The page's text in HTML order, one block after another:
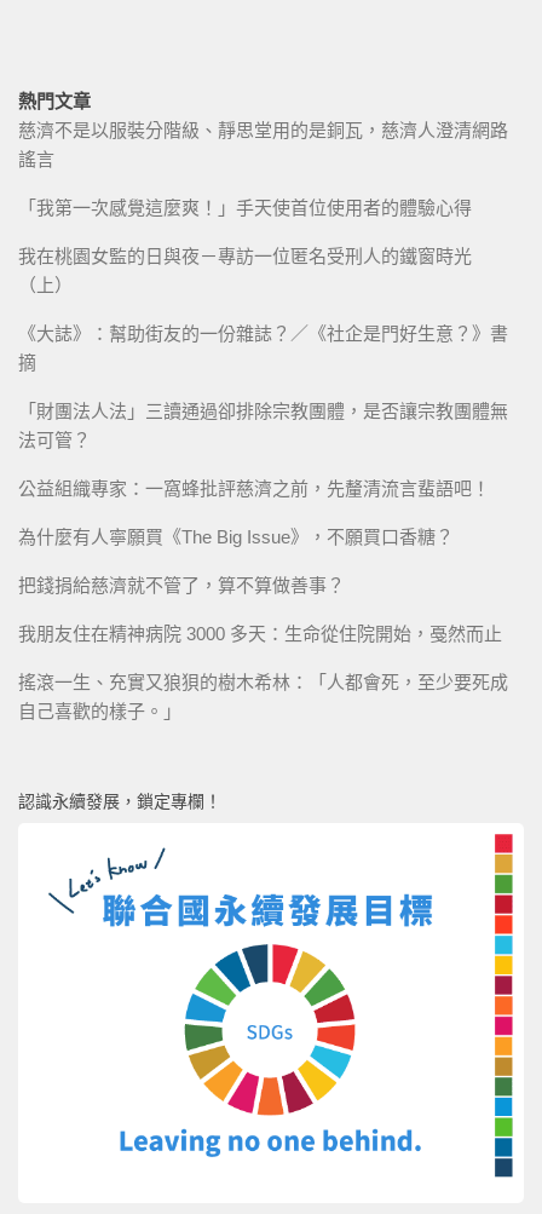
熱門文章
慈濟不是以服裝分階級、靜思堂用的是銅瓦，慈濟人澄清網路
謠言
「我第一次感覺這麼爽！」手天使首位使用者的體驗心得
我在桃園女監的日與夜－專訪一位匿名受刑人的鐵窗時光
（上）
《大誌》：幫助街友的一份雜誌？／《社企是門好生意？》書
摘
「財團法人法」三讀通過卻排除宗教團體，是否讓宗教團體無
法可管？
公益組織專家：一窩蜂批評慈濟之前，先釐清流言蜚語吧！
為什麼有人寧願買《The Big Issue》，不願買口香糖？
把錢捐給慈濟就不管了，算不算做善事？
我朋友住在精神病院 3000 多天：生命從住院開始，戞然而止
搖滾一生、充實又狼狽的樹木希林：「人都會死，至少要死成
自己喜歡的樣子。」
認識永續發展，鎖定專欄！